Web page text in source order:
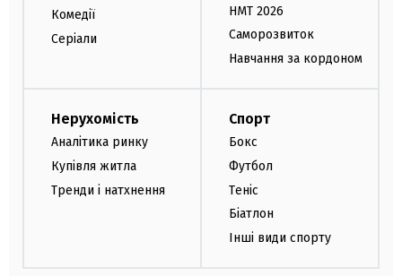
Комедії
Серіали
НМТ 2026
Саморозвиток
Навчання за кордоном
Нерухомість
Аналітика ринку
Купівля житла
Тренди і натхнення
Спорт
Бокс
Футбол
Теніс
Біатлон
Інші види спорту